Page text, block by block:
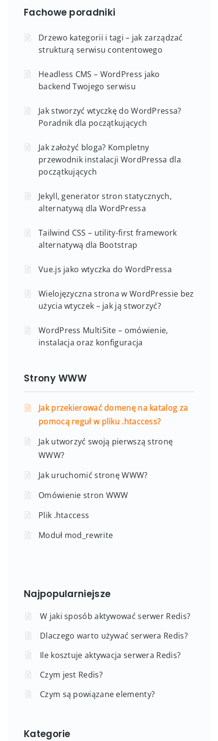
Fachowe poradniki
Drzewo kategorii i tagi – jak zarządzać
strukturą serwisu contentowego
Headless CMS – WordPress jako
backend Twojego serwisu
Jak stworzyć wtyczkę do WordPressa?
Poradnik dla początkujących
Jak założyć bloga? Kompletny
przewodnik instalacji WordPressa dla
początkujących
Jekyll, generator stron statycznych,
alternatywą dla WordPressa
Tailwind CSS – utility-first framework
alternatywą dla Bootstrap
Vue.js jako wtyczka do WordPressa
Wielojęzyczna strona w WordPressie bez
użycia wtyczek – jak ją stworzyć?
WordPress MultiSite – omówienie,
instalacja oraz konfiguracja
Strony WWW
Jak przekierować domenę na katalog za
pomocą reguł w pliku .htaccess?
Jak utworzyć swoją pierwszą stronę
WWW?
Jak uruchomić stronę WWW?
Omówienie stron WWW
Plik .htaccess
Moduł mod_rewrite
Najpopularniejsze
W jaki sposób aktywować serwer Redis?
Dlaczego warto używać serwera Redis?
Ile kosztuje aktywacja serwera Redis?
Czym jest Redis?
Czym są powiązane elementy?
Kategorie